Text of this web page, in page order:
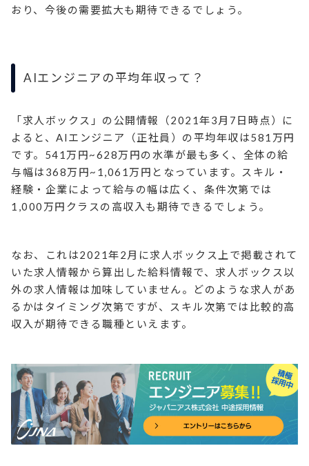
おり、今後の需要拡大も期待できるでしょう。
AIエンジニアの平均年収って？
「求人ボックス」の公開情報（2021年3月7日時点）に
よると、AIエンジニア（正社員）の平均年収は581万円
です。541万円~628万円の水準が最も多く、全体の給
与幅は368万円~1,061万円となっています。スキル・
経験・企業によって給与の幅は広く、条件次第では
1,000万円クラスの高収入も期待できるでしょう。
なお、これは2021年2月に求人ボックス上で掲載されて
いた求人情報から算出した給料情報で、求人ボックス以
外の求人情報は加味していません。どのような求人があ
るかはタイミング次第ですが、スキル次第では比較的高
収入が期待できる職種といえます。